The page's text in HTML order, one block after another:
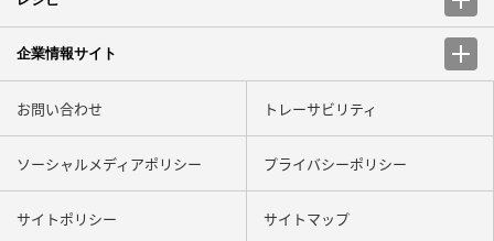
企業情報サイト
お問い合わせ トレーサビリティ
ソーシャルメディアポリシー プライバシーポリシー
サイトポリシー サイトマップ